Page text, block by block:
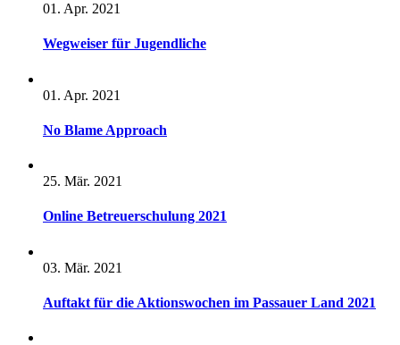
01. Apr. 2021
Wegweiser für Jugendliche
01. Apr. 2021
No Blame Approach
25. Mär. 2021
Online Betreuerschulung 2021
03. Mär. 2021
Auftakt für die Aktionswochen im Passauer Land 2021